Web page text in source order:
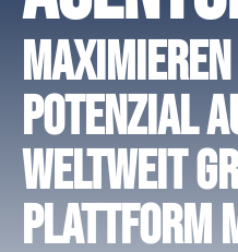
Potenzial
weltweit
Plattform